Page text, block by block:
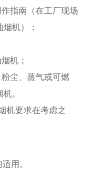
指南（在工厂现场
机）；
机；
尘、蒸气或可燃
。
要求在考虑之
用。